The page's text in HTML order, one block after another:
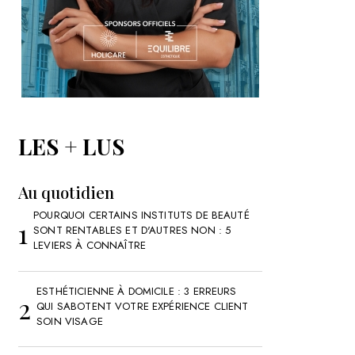
LES + LUS
Au quotidien
POURQUOI CERTAINS INSTITUTS DE BEAUTÉ
SONT RENTABLES ET D'AUTRES NON : 5
LEVIERS À CONNAÎTRE
ESTHÉTICIENNE À DOMICILE : 3 ERREURS
QUI SABOTENT VOTRE EXPÉRIENCE CLIENT
SOIN VISAGE